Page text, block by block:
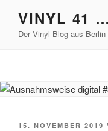
Inhalt
springen
VINYL 41
Der Vinyl Blog aus
VERÖFFENTLICHT
15. NOVEMBER 2019